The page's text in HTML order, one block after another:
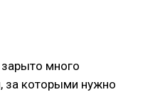
много
за которыми нужно